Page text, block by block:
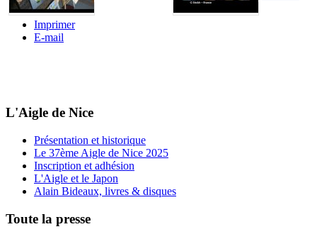
Imprimer
E-mail
L'Aigle de Nice
Présentation et historique
Le 37ème Aigle de Nice 2025
Inscription et adhésion
L'Aigle et le Japon
Alain Bideaux, livres & disques
Toute la presse